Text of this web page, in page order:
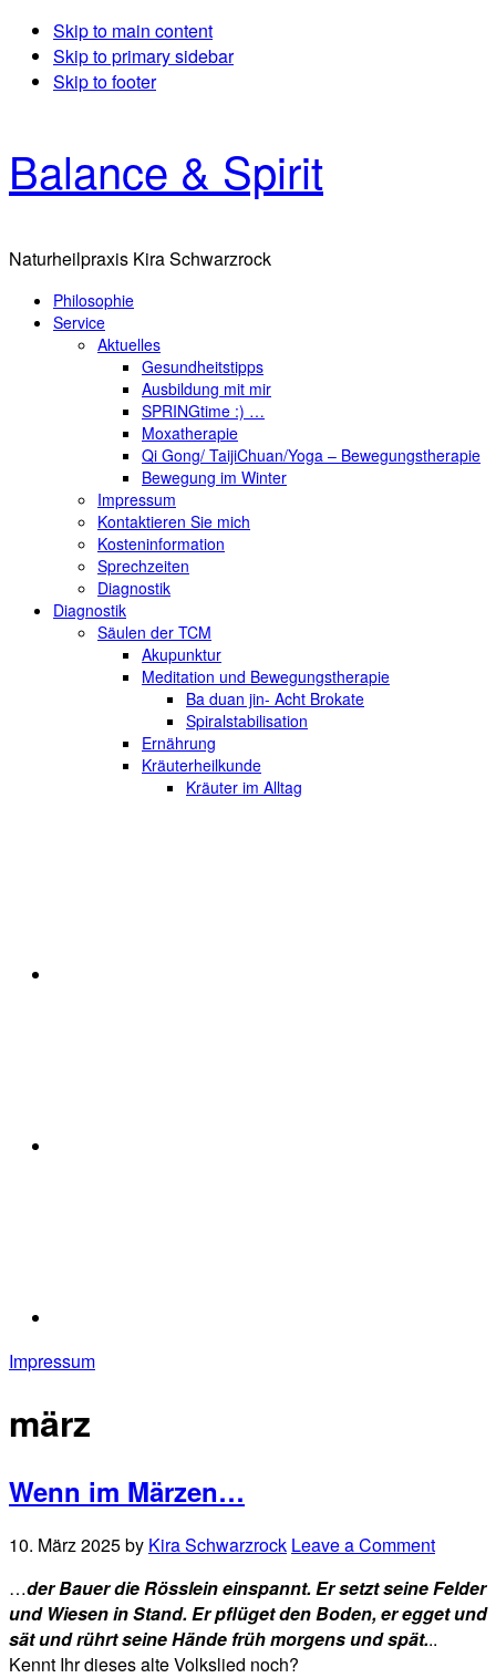
Skip to main content
Skip to primary sidebar
Skip to footer
Balance & Spirit
Naturheilpraxis Kira Schwarzrock
Philosophie
Service
Aktuelles
Gesundheitstipps
Ausbildung mit mir
SPRINGtime :) …
Moxatherapie
Qi Gong/ TaijiChuan/Yoga – Bewegungstherapie
Bewegung im Winter
Impressum
Kontaktieren Sie mich
Kosteninformation
Sprechzeiten
Diagnostik
Diagnostik
Säulen der TCM
Akupunktur
Meditation und Bewegungstherapie
Ba duan jin- Acht Brokate
Spiralstabilisation
Ernährung
Kräuterheilkunde
Kräuter im Alltag
Impressum
märz
Wenn im Märzen…
10. März 2025by Kira Schwarzrock Leave a Comment
…der Bauer die Rösslein einspannt. Er setzt seine Felder
und Wiesen in Stand. Er pflüget den Boden, er egget und
sät und rührt seine Hände früh morgens und spät...
Kennt Ihr dieses alte Volkslied noch?